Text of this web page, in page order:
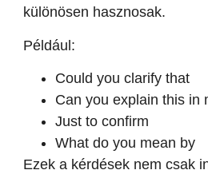
különösen hasznosak.
Például:
Could you clarify that
Can you explain this in
Just to confirm
What do you mean by
Ezek a kérdések nem csak